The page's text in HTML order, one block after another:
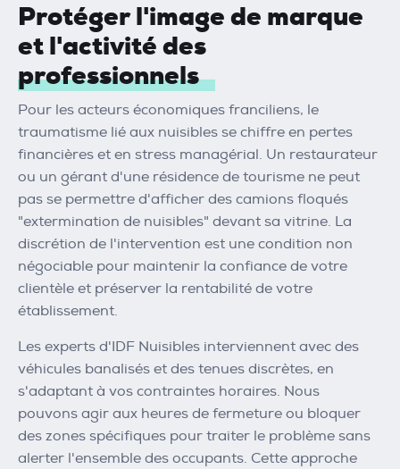
Protéger l'image de marque
et l'activité des
professionnels
Pour les acteurs économiques franciliens, le
traumatisme lié aux nuisibles se chiffre en pertes
financières et en stress managérial. Un restaurateur
ou un gérant d'une résidence de tourisme ne peut
pas se permettre d'afficher des camions floqués
"extermination de nuisibles" devant sa vitrine. La
discrétion de l'intervention est une condition non
négociable pour maintenir la confiance de votre
clientèle et préserver la rentabilité de votre
établissement.
Les experts d'IDF Nuisibles interviennent avec des
véhicules banalisés et des tenues discrètes, en
s'adaptant à vos contraintes horaires. Nous
pouvons agir aux heures de fermeture ou bloquer
des zones spécifiques pour traiter le problème sans
alerter l'ensemble des occupants. Cette approche